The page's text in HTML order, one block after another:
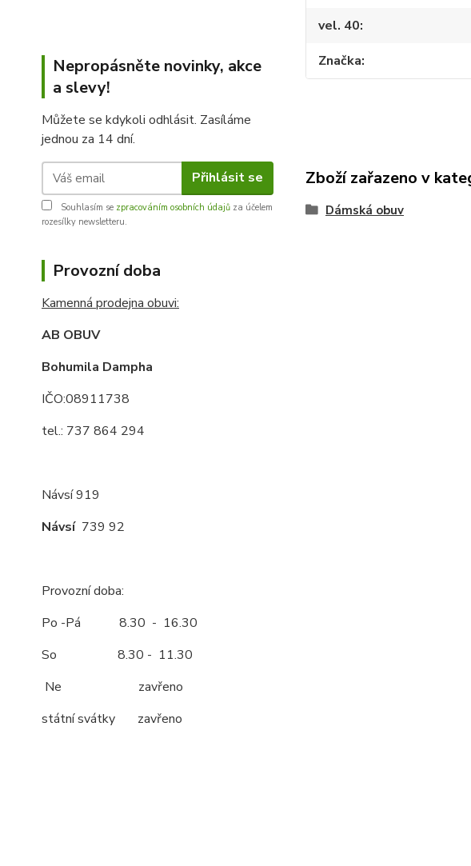
Nepropásněte novinky, akce
a slevy!
Můžete se kdykoli odhlásit. Zasíláme
jednou za 14 dní.
Přihlásit se
Souhlasím se zpracováním osobních údajů za účelem
rozesílky newsletteru.
Provozní doba
Kamenná prodejna obuvi:
AB OBUV
Bohumila Dampha
IČO:08911738
tel.: 737 864 294
Návsí 919
Návsí739 92
Provozní doba:
Po -Pá 8.30 - 16.30
So 8.30 - 11.30
Ne zavřeno
státní svátky zavřeno
vel. 40
Značka
Zboží zařazeno v
Dámská obuv